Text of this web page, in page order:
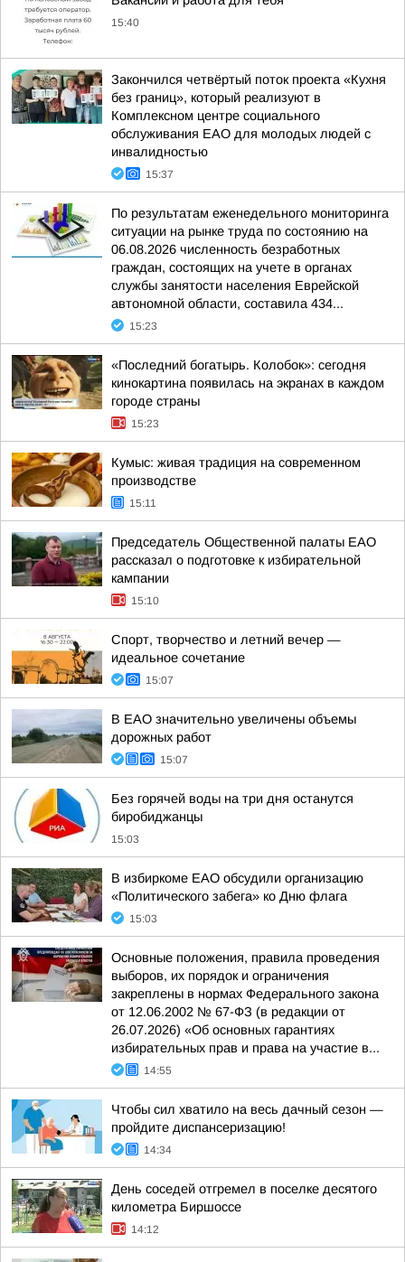
15:40
Закончился четвёртый поток проекта «Кухня
без границ», который реализуют в
Комплексном центре социального
обслуживания ЕАО для молодых людей с
инвалидностью
15:37
По результатам еженедельного мониторинга
ситуации на рынке труда по состоянию на
06.08.2026 численность безработных
граждан, состоящих на учете в органах
службы занятости населения Еврейской
автономной области, составила 434...
15:23
«Последний богатырь. Колобок»: сегодня
кинокартина появилась на экранах в каждом
городе страны
15:23
Кумыс: живая традиция на современном
производстве
15:11
Председатель Общественной палаты ЕАО
рассказал о подготовке к избирательной
кампании
15:10
Спорт, творчество и летний вечер —
идеальное сочетание
15:07
В ЕАО значительно увеличены объемы
дорожных работ
15:07
Без горячей воды на три дня останутся
биробиджанцы
15:03
В избиркоме ЕАО обсудили организацию
«Политического забега» ко Дню флага
15:03
Основные положения, правила проведения
выборов, их порядок и ограничения
закреплены в нормах Федерального закона
от 12.06.2002 № 67-ФЗ (в редакции от
26.07.2026) «Об основных гарантиях
избирательных прав и права на участие в...
14:55
Чтобы сил хватило на весь дачный сезон —
пройдите диспансеризацию!
14:34
День соседей отгремел в поселке десятого
километра Биршоссе
14:12